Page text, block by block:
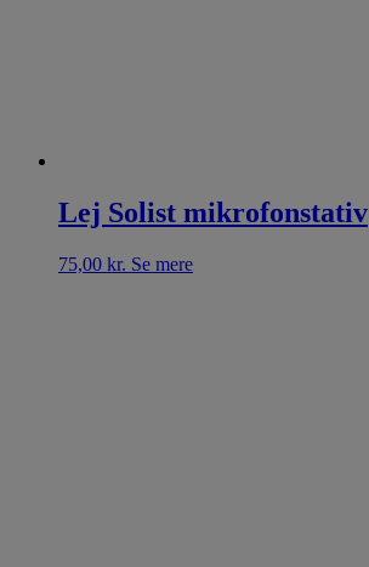
Lej Solist mikrofonstativ
75,00 kr. Se mere